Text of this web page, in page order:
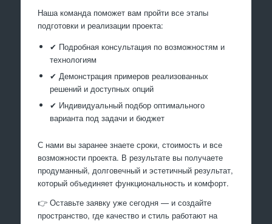
Наша команда поможет вам пройти все этапы
подготовки и реализации проекта:
✔ Подробная консультация по возможностям и
технологиям
✔ Демонстрация примеров реализованных
решений и доступных опций
✔ Индивидуальный подбор оптимального
варианта под задачи и бюджет
С нами вы заранее знаете сроки, стоимость и все
возможности проекта. В результате вы получаете
продуманный, долговечный и эстетичный результат,
который объединяет функциональность и комфорт.
👉 Оставьте заявку уже сегодня — и создайте
пространство, где качество и стиль работают на